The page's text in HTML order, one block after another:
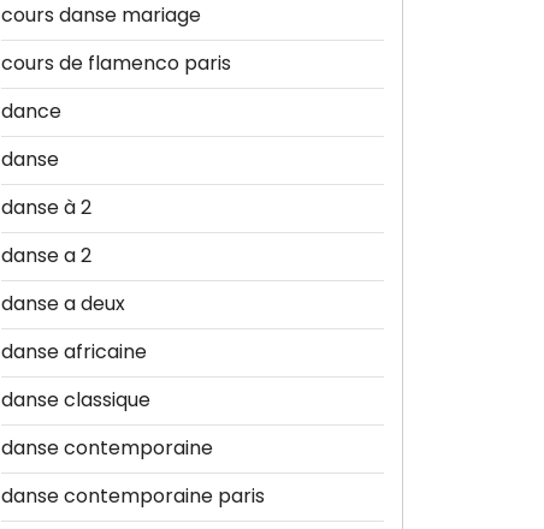
cours danse mariage
cours de flamenco paris
dance
danse
danse à 2
danse a 2
danse a deux
danse africaine
danse classique
danse contemporaine
danse contemporaine paris